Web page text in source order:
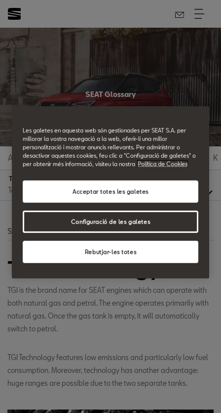
SEAT Glossary
A B C D E F G H I J K
T
Search
TGI Technology - TGI
TGI is the brand name for SEAT engines which can operate with
both natural gas and petrol. The engine operates primarily with
natural gas. Once the gas tank is empty, it will automatically
switch to petrol.
TGI Technology features low emissions and particularly low fuel
consumption. Moreover, technology has another advantage:
huge ranges are possible due to the two separate tanks.
Les galetes en aquesta web són gestionades per SEAT S.A. per
millorar la vostra navegació a la web, oferir-li una millor
personalització i mostrar anuncis rellevants. Per administrar o
desactivar aquestes cookies, feu clic a "Configuració de galetes" o
per obtenir més informació, visiteu la nostra Política de Cookies
Rebutjar-les totes
Acceptar totes les galetes
Configuració de les galetes